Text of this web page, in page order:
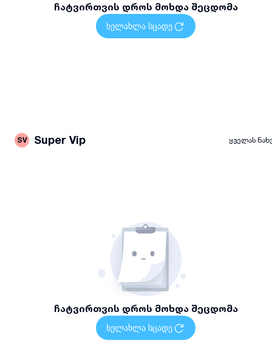
ჩატვირთვის დროს მოხდა შეცდომა
ხელახლა სცადე
SV Super Vip ყველას
ჩატვირთვის დროს მოხდა შეცდომა
ხელახლა სცადე